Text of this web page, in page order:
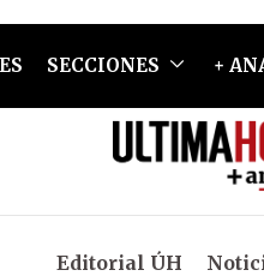
SECCIONES +
Editorial ÚH